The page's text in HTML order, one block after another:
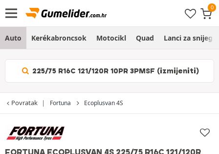
Auto Kerékabroncsok Motocikl Quad Lanci za snijeg
225/75 R16C 121/120R 10PR 3PMSF (izmijeniti)
Povratak Fortuna Ecoplusvan 4S
FORTUNA ECOPLUSVAN 4S 225/75 R16C 121/120R